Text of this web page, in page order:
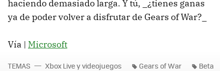
haciendo demasiado larga. Y tú, _¿tienes ganas
ya de poder volver a disfrutar de Gears of War?_
Vía | Microsoft
TEMAS Xbox Live y videojuegos Gears of War Beta